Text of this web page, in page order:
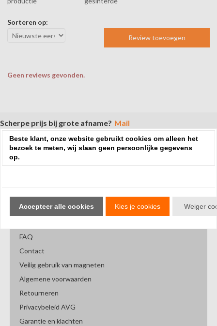
Sorteren op:
Review toevoegen
Geen reviews gevonden.
Scherpe prijs bij grote afname? Mail
Beginpagina
Levertijd en verzendkosten
FAQ
Contact
Veilig gebruik van magneten
Algemene voorwaarden
Retourneren
Privacybeleid AVG
Garantie en klachten
Beste klant, onze website gebruikt cookies om alleen het
bezoek te meten, wij slaan geen persoonlijke gegevens
op.
Accepteer alle cookies Kies je cookies Weiger